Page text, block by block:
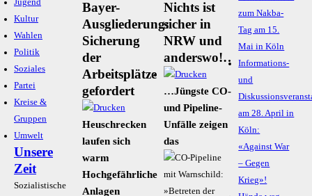
Jugend
Kultur
Wahlen
Politik
Soziales
Partei
Kreise &
Gruppen
Umwelt
Unsere
Zeit
Sozialistische
Bayer-
Ausgliederung:
Sicherung
der
Arbeitsplätze
gefordert
Heuschrecken
laufen sich
warm
Hochgefährliche
Anlagen
Nichts ist
sicher in
NRW und
anderswo!…
…Jüngste CO-
und Pipeline-
Unfälle zeigen
das
zum Nakba-
Tag am 15.
Mai in Köln
Informations-
und
am 28. April in
Köln:
«Against War
– Gegen
Krieg»!